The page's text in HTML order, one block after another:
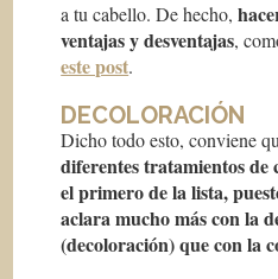
a tu cabello. De hecho,
ventajas y desventajas,
este post.
DECOLORACIÓN
Dicho todo esto, conviene
diferentes tratamientos de
el primero de la lista,
aclara mucho más con la
(decoloración) que con la